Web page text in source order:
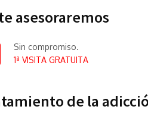
asesoraremos
Sin compromiso.
1ª VISITA GRATUITA
de la